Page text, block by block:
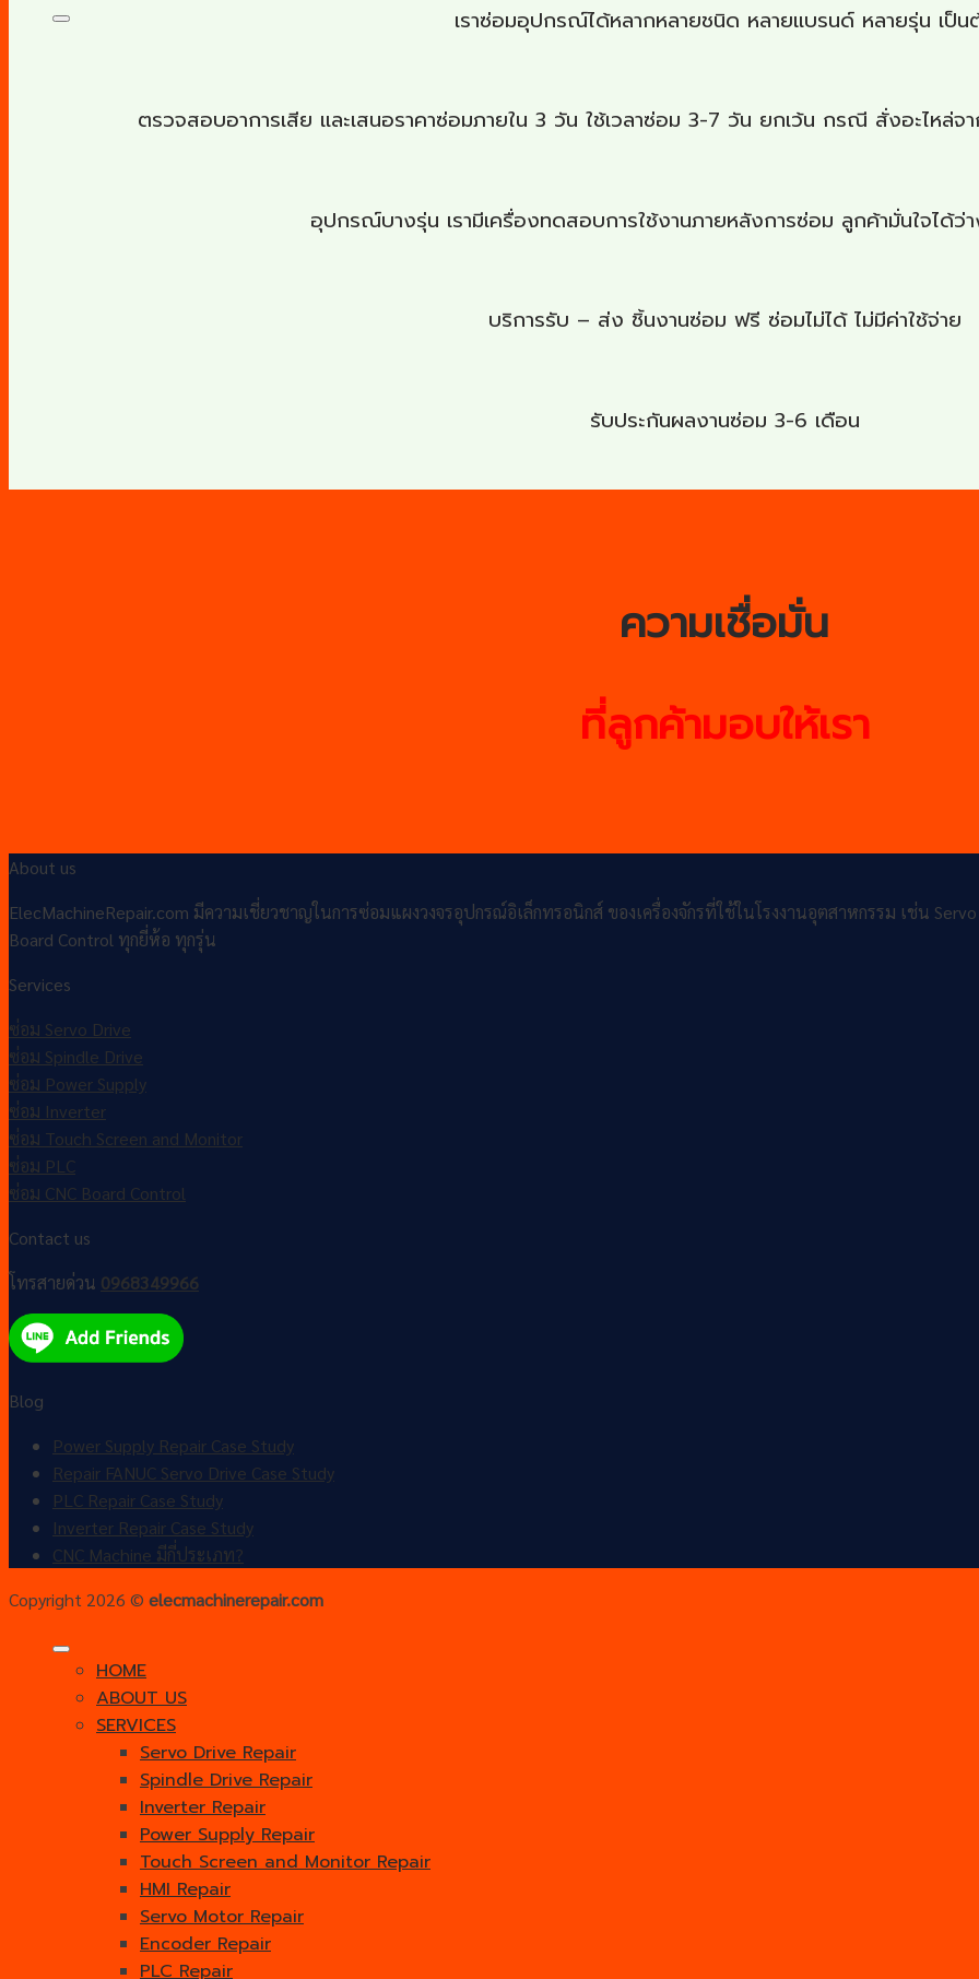
เราซ่อมอุปกรณ์ได้หลากหลายชนิด หลายแบรนด์ หลายรุ่น เป็น
ตรวจสอบอาการเสีย และเสนอราคาซ่อมภายใน 3 วัน ใช้เวลาซ่อม 3-7 วัน ยกเว้น กรณี สั่งอะไหล่จา
อุปกรณ์บางรุ่น เรามีเครื่องทดสอบการใช้งานภายหลังการซ่อม ลูกค้ามั่นใจได้ว่
บริการรับ – ส่ง ชิ้นงานซ่อม ฟรี ซ่อมไม่ได้ ไม่มีค่าใช้จ่าย
รับประกันผลงานซ่อม 3-6 เดือน
ความเชื่อมั่น
ที่ลูกค้ามอบให้เรา
About us
ElecMachineRepair.com มีความเชี่ยวชาญในการซ่อมแผงวงจรอุปกรณ์อิเล็กทรอนิกส์ ของเครื่องจักรที่ใช้ในโรงงานอุตสาหกรรม เช่น
Board Control ทุกยี่ห้อ ทุกรุ่น
Services
ซ่อม Servo Drive
ซ่อม Spindle Drive
ซ่อม Power Supply
ซ่อม Inverter
ซ่อม Touch Screen and Monitor
ซ่อม PLC
ซ่อม CNC Board Control
Contact us
โทรสายด่วน 0968349966
Blog
Power Supply Repair Case Study
Repair FANUC Servo Drive Case Study
PLC Repair Case Study
Inverter Repair Case Study
CNC Machine มีกี่ประเภท?
Copyright 2026 © elecmachinerepair.com
HOME
ABOUT US
SERVICES
Servo Drive Repair
Spindle Drive Repair
Inverter Repair
Power Supply Repair
Touch Screen and Monitor Repair
HMI Repair
Servo Motor Repair
Encoder Repair
PLC Repair